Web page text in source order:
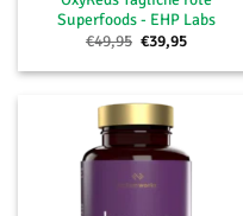
Superfoods - EHP Labs
€49,95 Ursprünglicher
Preis
war:
€39,95Aktueller
ist: